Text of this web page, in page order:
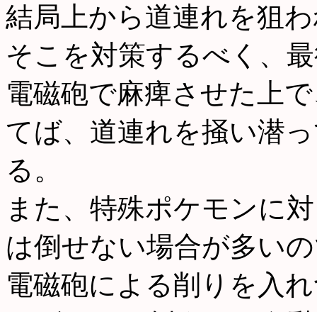
結局上から道連れを狙
そこを対策するべく、
電磁砲で麻痺させた上
てば、道連れを掻い潜
る。
また、特殊ポケモンに
は倒せない場合が多い
電磁砲による削りを入